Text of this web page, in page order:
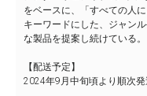
をベースに、「すべての人
キーワードにした、ジャン
な製品を提案し続けている。
【配送予定】
2024年9月中旬頃より順次発